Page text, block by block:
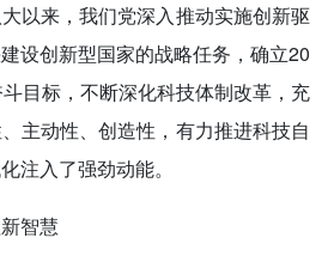
以来，我们党深入推动实施创新驱
设创新型国家的战略任务，确立20
目标，不断深化科技体制改革，充
主动性、创造性，有力推进科技自
注入了强劲动能。
智慧